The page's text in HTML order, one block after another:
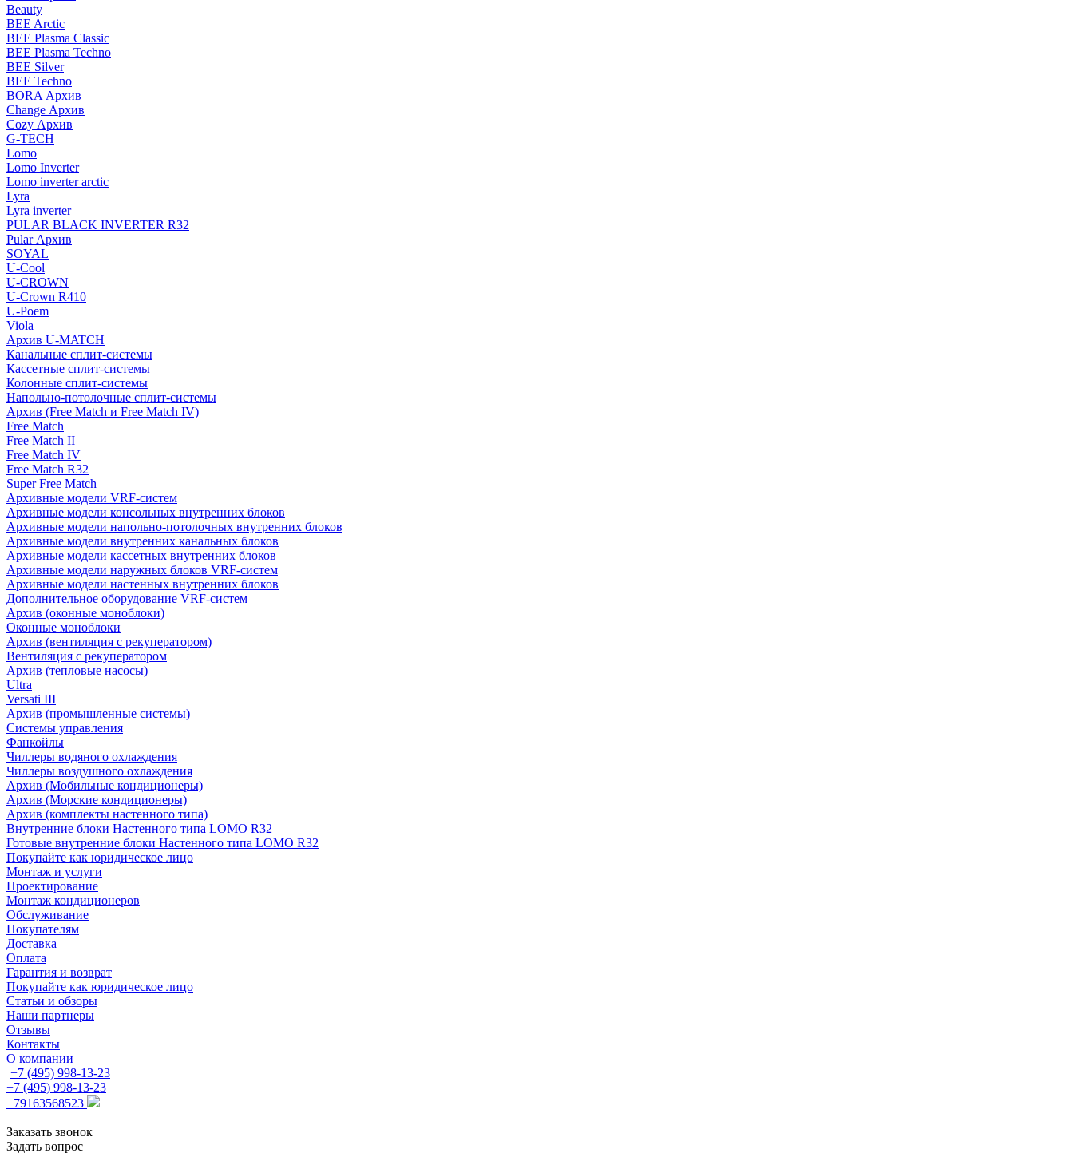
Beauty
BEE Arctic
BEE Plasma Classic
BEE Plasma Techno
BEE Silver
BEE Techno
BORA Архив
Change Архив
Cozy Архив
G-TECH
Lomo
Lomo Inverter
Lomo inverter arctic
Lyra
Lyra inverter
PULAR BLACK INVERTER R32
Pular Архив
SOYAL
U-Cool
U-CROWN
U-Crown R410
U-Poem
Viola
Архив U-MATCH
Канальные сплит-системы
Кассетные сплит-системы
Колонные сплит-системы
Напольно-потолочные сплит-системы
Архив (Free Match и Free Match IV)
Free Match
Free Match II
Free Match IV
Free Match R32
Super Free Match
Архивные модели VRF-систем
Архивные модели консольных внутренних блоков
Архивные модели напольно-потолочных внутренних блоков
Архивные модели внутренних канальных блоков
Архивные модели кассетных внутренних блоков
Архивные модели наружных блоков VRF-систем
Архивные модели настенных внутренних блоков
Дополнительное оборудование VRF-систем
Архив (оконные моноблоки)
Оконные моноблоки
Архив (вентиляция с рекуператором)
Вентиляция с рекуператором
Архив (тепловые насосы)
Ultra
Versati III
Архив (промышленные системы)
Системы управления
Фанкойлы
Чиллеры водяного охлаждения
Чиллеры воздушного охлаждения
Архив (Мобильные кондиционеры)
Архив (Морские кондиционеры)
Архив (комплекты настенного типа)
Внутренние блоки Настенного типа LOMO R32
Готовые внутренние блоки Настенного типа LOMO R32
Покупайте как юридическое лицо
Монтаж и услуги
Проектирование
Монтаж кондиционеров
Обслуживание
Покупателям
Доставка
Оплата
Гарантия и возврат
Покупайте как юридическое лицо
Статьи и обзоры
Наши партнеры
Отзывы
Контакты
О компании
+7 (495) 998-13-23
+7 (495) 998-13-23
+79163568523
Заказать звонок
Задать вопрос